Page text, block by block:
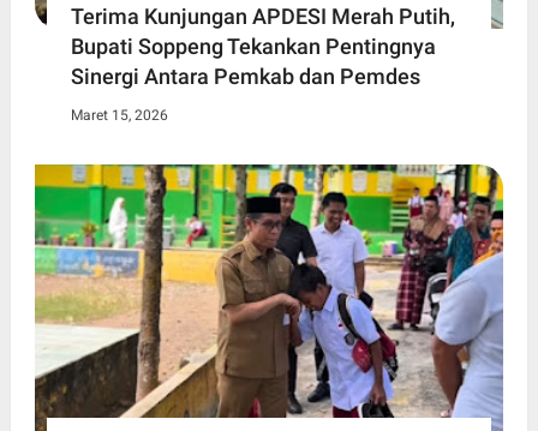
Terima Kunjungan APDESI Merah Putih,
Bupati Soppeng Tekankan Pentingnya
Sinergi Antara Pemkab dan Pemdes
Maret 15, 2026